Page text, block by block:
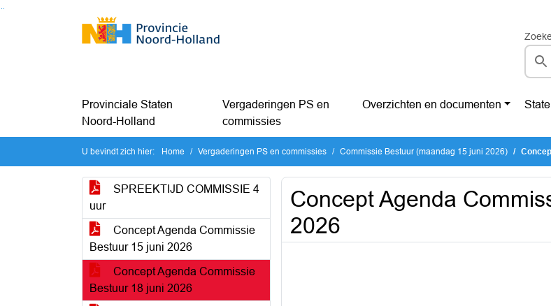
Ga naar de inhoud van deze pagina
Ga naar het zoeken
Provinciale Staten
Noord-Holland
Vergaderingen PS en
commissies
Overzichten en documenten
U bevindt zich hier: Home Vergaderingen PS en commissies Commissie Bestuur (maandag 15 juni 2026)
SPREEKTIJD COMMISSIE 4
uur
Concept Agenda Commissie
Bestuur 15 juni 2026
Concept Agenda Commissie
Bestuur 18 juni 2026
Concept Agenda
2026